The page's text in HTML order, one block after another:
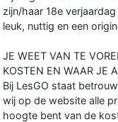
zijn/haar 18e
leuk, nuttig en een
JE WEET VAN TE
KOSTEN EN WAAR JE
Bij LesGO staat
wij op de website alle
hoogte bent van de